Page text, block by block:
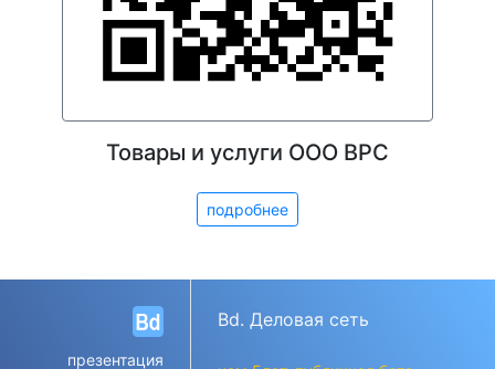
Товары и услуги ООО ВРС
подробнее
презентация
Bd. Деловая сеть